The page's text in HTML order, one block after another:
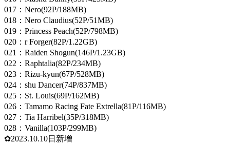
017：Nero(92P/188MB)
018：Nero Claudius(52P/51MB)
019：Princess Peach(52P/798MB)
020：r Forger(82P/1.22GB)
021：Raiden Shogun(146P/1.23GB)
022：Raphtalia(82P/234MB)
023：Rizu-kyun(67P/528MB)
024：shu Dancer(74P/837MB)
025：St. Louis(69P/162MB)
026：Tamamo Racing Fate Extrella(81P/116MB)
027：Tia Harribel(35P/318MB)
028：Vanilla(103P/299MB)
✿2023.10.10日新增